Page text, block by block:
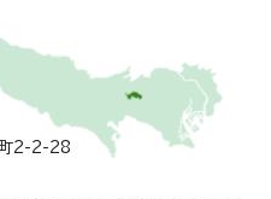
2-2-28